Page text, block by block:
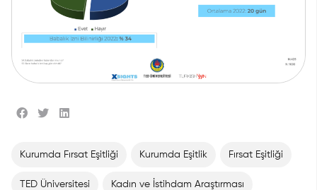
Kurumda Fırsat Eşitliği Kurumda Eşitlik Fırsat Eşitliği
TED Üniversitesi Kadın ve İstihdam Araştırması